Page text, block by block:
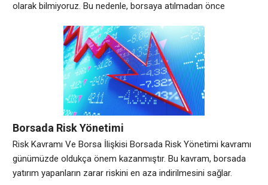
olarak bilmiyoruz. Bu nedenle, borsaya atılmadan önce
önemlidir. Birinci kavram, hisse senetleridir. Bir şirket, hisse
senetlerini halka açabilir ve bu hisse senetlerinin sahipleri, o
şirketin bir parçası olarak mülkiyet hakkına sahip olurlar. İkinci
kavram, endekslerdir.
Borsada Risk Yönetimi
Risk Kavramı Ve Borsa İlişkisi Borsada Risk Yönetimi kavramı
günümüzde oldukça önem kazanmıştır. Bu kavram, borsada
yatırım yapanların zarar riskini en aza indirilmesini sağlar.